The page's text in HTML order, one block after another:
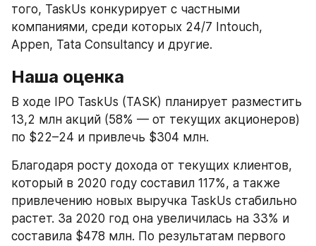
того, TaskUs конкурирует с частными
компаниями, среди которых 24/7 Intouch,
Appen, Tata Consultancy и другие.
Наша оценка
В ходе IPO TaskUs (TASK) планирует разместить
13,2 млн акций (58% — от текущих акционеров)
по $22–24 и привлечь $304 млн.
Благодаря росту дохода от текущих клиентов,
который в 2020 году составил 117%, а также
привлечению новых выручка TaskUs стабильно
растет. За 2020 год она увеличилась на 33% и
составила $478 млн. По результатам первого